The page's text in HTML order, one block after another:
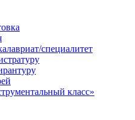
специалитет
класс»